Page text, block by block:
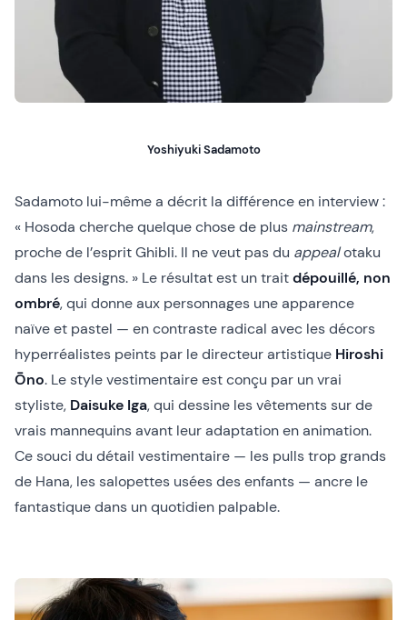
Yoshiyuki Sadamoto
Sadamoto lui-même a décrit la différence en interview :
« Hosoda cherche quelque chose de plus mainstream,
proche de l’esprit Ghibli. Il ne veut pas du appealotaku
dans les designs. » Le résultat est un traitdépouillé, non
ombré, qui donne aux personnages une apparence
naïve et pastel — en contraste radical avec les décors
hyperréalistes peints par le directeur artistique Hiroshi
Ōno. Le style vestimentaire est conçu par un vrai
styliste, Daisuke Iga, qui dessine les vêtements sur de
vrais mannequins avant leur adaptation en animation.
Ce souci du détail vestimentaire — les pulls trop grands
de Hana, les salopettes usées des enfants — ancre le
fantastique dans un quotidien palpable.